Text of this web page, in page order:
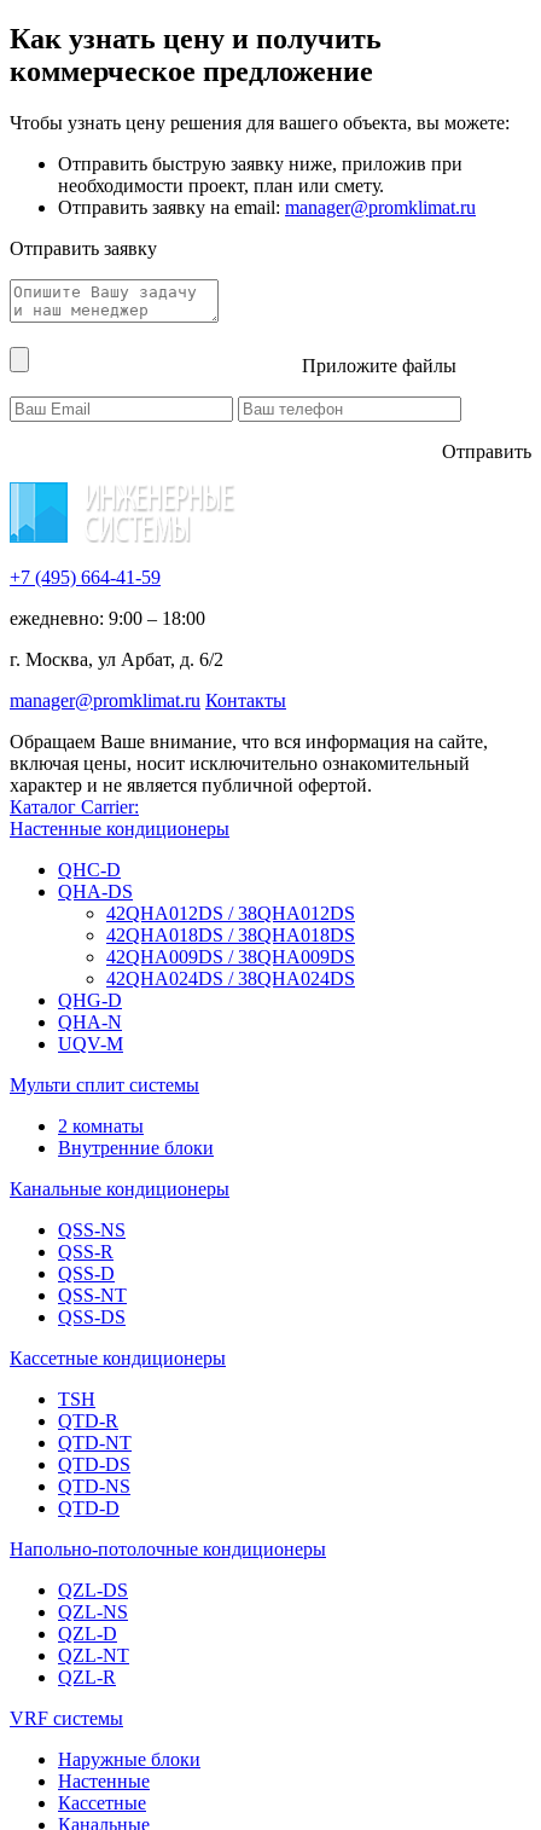
Как узнать цену и получить
коммерческое предложение
Чтобы узнать цену решения для вашего объекта, вы можете:
Отправить быструю заявку ниже, приложив при
необходимости проект, план или смету.
Отправить заявку на email: manager@promklimat.ru
Отправить заявку
Приложите файлы
Отправить
+7 (495) 664-41-59
ежедневно: 9:00 – 18:00
г. Москва, ул Арбат, д. 6/2
manager@promklimat.ru Контакты
Обращаем Ваше внимание, что вся информация на сайте,
включая цены, носит исключительно ознакомительный
характер и не является публичной офертой.
Каталог Carrier:
Настенные кондиционеры
QHC-D
QHA-DS
42QHA012DS / 38QHA012DS
42QHA018DS / 38QHA018DS
42QHA009DS / 38QHA009DS
42QHA024DS / 38QHA024DS
QHG-D
QHA-N
UQV-M
Мульти сплит системы
2 комнаты
Внутренние блоки
Канальные кондиционеры
QSS-NS
QSS-R
QSS-D
QSS-NT
QSS-DS
Кассетные кондиционеры
TSH
QTD-R
QTD-NT
QTD-DS
QTD-NS
QTD-D
Напольно-потолочные кондиционеры
QZL-DS
QZL-NS
QZL-D
QZL-NT
QZL-R
VRF системы
Наружные блоки
Настенные
Кассетные
Канальные